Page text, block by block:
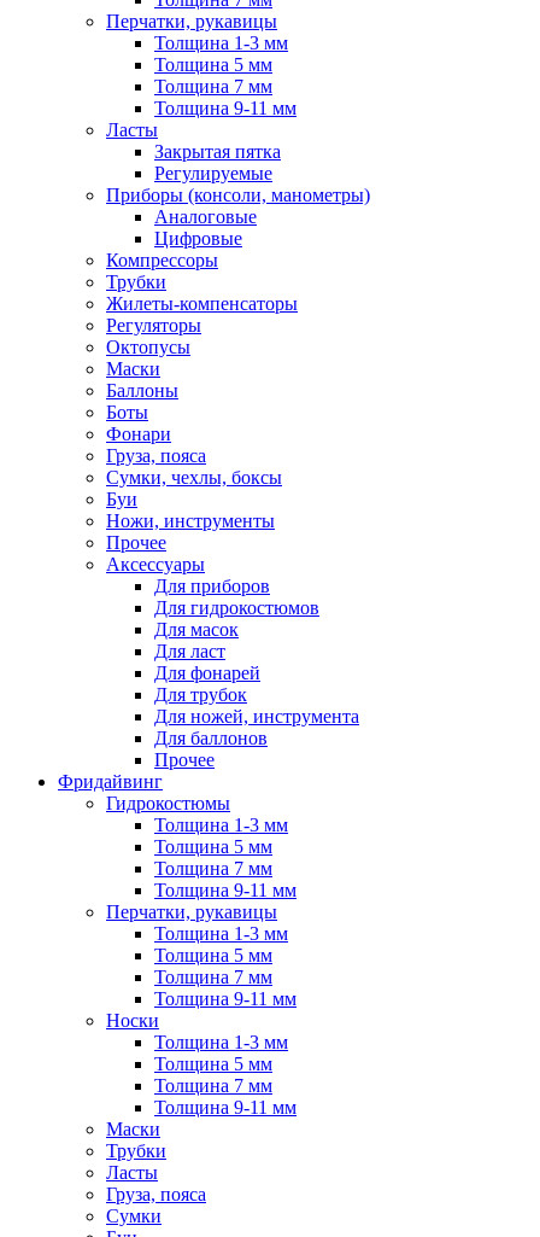
Перчатки, рукавицы
Толщина 1-3 мм
Толщина 5 мм
Толщина 7 мм
Толщина 9-11 мм
Ласты
Закрытая пятка
Регулируемые
Приборы (консоли, манометры)
Аналоговые
Цифровые
Компрессоры
Трубки
Жилеты-компенсаторы
Регуляторы
Октопусы
Маски
Баллоны
Боты
Фонари
Груза, пояса
Сумки, чехлы, боксы
Буи
Ножи, инструменты
Прочее
Аксессуары
Для приборов
Для гидрокостюмов
Для масок
Для ласт
Для фонарей
Для трубок
Для ножей, инструмента
Для баллонов
Прочее
Фридайвинг
Гидрокостюмы
Толщина 1-3 мм
Толщина 5 мм
Толщина 7 мм
Толщина 9-11 мм
Перчатки, рукавицы
Толщина 1-3 мм
Толщина 5 мм
Толщина 7 мм
Толщина 9-11 мм
Носки
Толщина 1-3 мм
Толщина 5 мм
Толщина 7 мм
Толщина 9-11 мм
Маски
Трубки
Ласты
Груза, пояса
Сумки